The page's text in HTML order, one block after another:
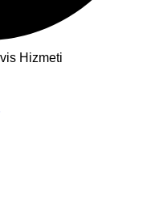
Hizmeti